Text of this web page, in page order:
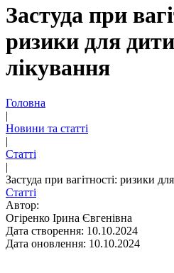
Застуда при
ризики для
лікування
Головна
|
Новини та статті
|
Статті
|
Застуда при вагітності: ризики
Статті
Автор:
Огіренко Ірина Євгенівна
Дата створення: 10.10.2024
Дата оновлення: 10.10.2024